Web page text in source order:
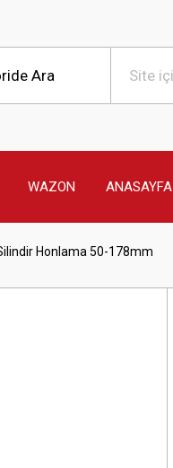
WAZON ANASAYFA
Honlama 50-178mm